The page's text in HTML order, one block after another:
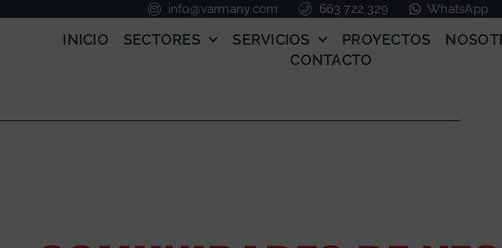
info@varmany.com 663 722 329 WhatsApp
INICIO SECTORES SERVICIOS PROYECTOS
CONTACTO